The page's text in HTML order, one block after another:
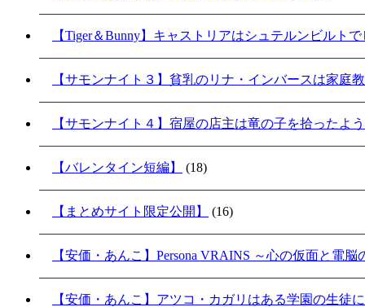
【Tiger＆Bunny】キャストリアはシュテルンビルト
【サモンナイト３】貧乳のリナ・インバースは家庭
【サモンナイト４】宿屋の店主は竜の子を拾ったよ
【バレンタイン短編】 (18)
【まとめサイト限定公開】 (16)
【安価・あんこ】Persona VRAINS ～心の仮面と電脳
【安価・あんこ】アツコ・カガリはある学園の生徒